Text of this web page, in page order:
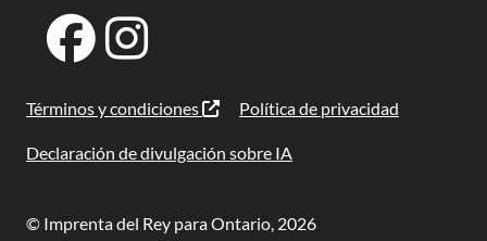
Términos y condiciones Política de privacidad
Declaración de divulgación sobre IA
© Imprenta del Rey para Ontario, 2026